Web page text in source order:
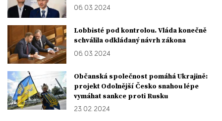
06. 03. 2024
Lobbisté pod kontrolou. Vláda konečně
schválila odkládaný návrh zákona
06. 03. 2024
Občanská společnost pomáhá Ukrajině:
projekt Odolnější Česko snahou lépe
vymáhat sankce proti Rusku
23. 02. 2024